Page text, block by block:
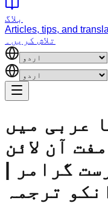
بلاگ
Articles, tips, and
تلاش کریں۔
عربی میں
آن لائن
گرامر |
ترجمہ